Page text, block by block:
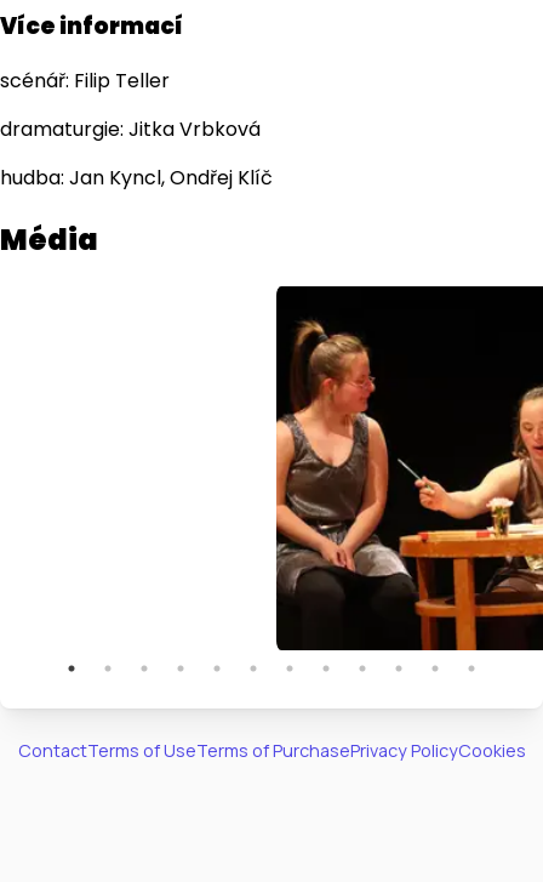
Více informací
scénář: Filip Teller
dramaturgie: Jitka Vrbková
hudba: Jan Kyncl, Ondřej Klíč
Média
ContactTerms of UseTerms of PurchasePrivacy PolicyCookies